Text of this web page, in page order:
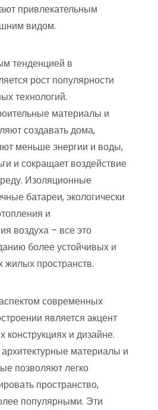
привлекательным
видом.
тенденцией в
рост популярности
технологий.
материалы и
создавать дома,
меньше энергии и воды,
и сокращает воздействие
Изоляционные
батареи, экологически
и
воздуха – все это
более устойчивых и
пространств.
современных
является акцент
и дизайне.
материалы и
позволяют легко
пространство,
популярными. Эти